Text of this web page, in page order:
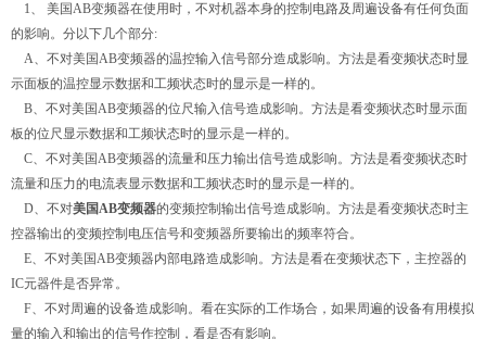
1、 美国AB变频器在使用时，不对机器本身的控制电路及周遍设备有任何负面
的影响。分以下几个部分:
A、不对美国AB变频器的温控输入信号部分造成影响。方法是看变频状态时显
示面板的温控显示数据和工频状态时的显示是一样的。
B、不对美国AB变频器的位尺输入信号造成影响。方法是看变频状态时显示面
板的位尺显示数据和工频状态时的显示是一样的。
C、不对美国AB变频器的流量和压力输出信号造成影响。方法是看变频状态时
流量和压力的电流表显示数据和工频状态时的显示是一样的。
D、不对美国AB变频器的变频控制输出信号造成影响。方法是看变频状态时主
控器输出的变频控制电压信号和变频器所要输出的频率符合。
E、不对美国AB变频器内部电路造成影响。方法是看在变频状态下，主控器的
IC元器件是否异常。
F、不对周遍的设备造成影响。看在实际的工作场合，如果周遍的设备有用模拟
量的输入和输出的信号作控制，看是否有影响。